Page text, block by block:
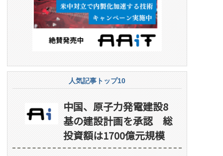
人気記事トップ10
中国、原子力発電建設8
基の建設計画を承認 総
投資額は1700億元規模